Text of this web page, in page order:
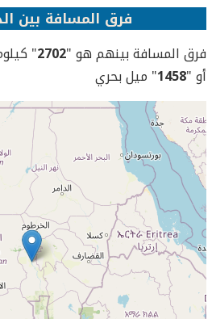
فرق المسافة بين
فرق المسافة بينهم هو "2702
"
أو "1458" ميل بحري